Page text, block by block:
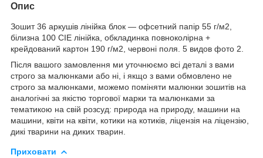
Опис
Зошит 36 аркушів лінійка блок — офсетний папір 55 г/м2,
білизна 100 CIE лінійка, обкладинка повноколірна +
крейдований картон 190 г/м2, червоні поля. 5 видов фото 2.
Після вашого замовлення ми уточнюємо всі деталі з вами
строго за малюнками або ні, і якщо з вами обмовлено не
строго за малюнками, можемо поміняти малюнки зошитів на
аналогічні за якістю торгової марки та малюнками за
тематикою на свій розсуд: природа на природу, машини на
машини, квіти на квіти, котики на котиків, ліцензія на ліцензію,
дикі тварини на диких тварин.
Приховати